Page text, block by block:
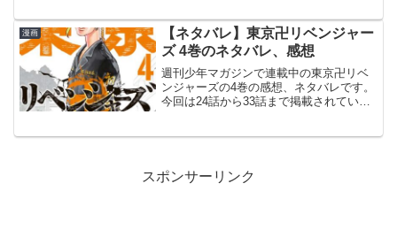
訪は500点、全部を三雲に入れようと...
漫画
【ネタバレ】東京卍リベンジャー
ズ 4巻のネタバレ、感想
週刊少年マガジンで連載中の東京卍リベ
ンジャーズの4巻の感想、ネタバレです。
今回は24話から33話まで掲載されていま
スポンサーリンク